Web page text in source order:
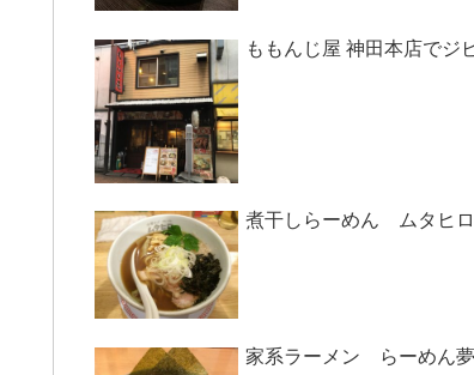
ももんじ屋 神田本店でジ
煮干しらーめん ムタヒ
家系ラーメン らーめん